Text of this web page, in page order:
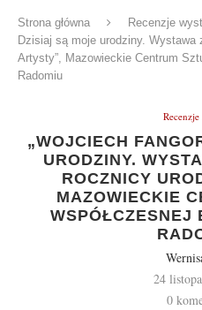
Strona główna Recenzje
Dzisiaj są moje urodziny.
Artysty”, Mazowieckie Centrum
Radomiu
„WOJCIECH
URODZINY.
ROCZNICY
MAZOWIECKIE
WSPÓŁCZESNEJ
24
0